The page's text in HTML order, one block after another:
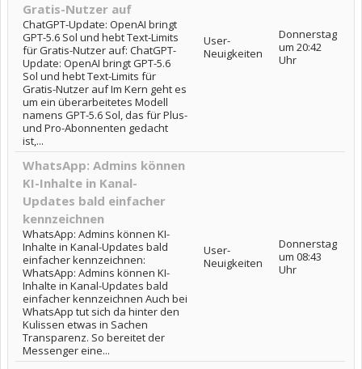
Gratis-Nutzer auf
ChatGPT-Update: OpenAI bringt
GPT-5.6 Sol und hebt Text-Limits
für Gratis-Nutzer auf: ChatGPT-
Update: OpenAI bringt GPT-5.6
Sol und hebt Text-Limits für
Gratis-Nutzer auf Im Kern geht es
um ein überarbeitetes Modell
namens GPT-5.6 Sol, das für Plus-
und Pro-Abonnenten gedacht
ist,...
User-
Neuigkeiten
Donnerstag
um 20:42
Uhr
WhatsApp: Admins können
KI-Inhalte in Kanal-
Updates bald einfacher
kennzeichnen
WhatsApp: Admins können KI-
Inhalte in Kanal-Updates bald
einfacher kennzeichnen:
WhatsApp: Admins können KI-
Inhalte in Kanal-Updates bald
einfacher kennzeichnen Auch bei
WhatsApp tut sich da hinter den
Kulissen etwas in Sachen
Transparenz. So bereitet der
Messenger eine...
User-
Neuigkeiten
Donnerstag
um 08:43
Uhr